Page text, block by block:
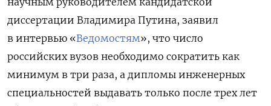
диссертации Владимира Путина, заявил
в интервью «Ведомостям», что число
российских вузов необходимо сократить как
минимум в три раза, а дипломы инженерных
специальностей выдавать только после трех лет